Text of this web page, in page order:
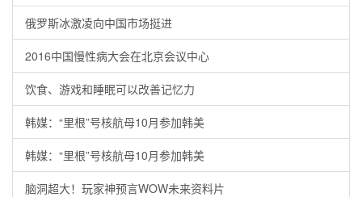
俄罗斯冰激凌向中国市场挺进
2016中国慢性病大会在北京会议中心
饮食、游戏和睡眠可以改善记忆力
韩媒：“里根”号核航母10月参加韩美
韩媒：“里根”号核航母10月参加韩美
脑洞超大！玩家神预言WOW未来资料片